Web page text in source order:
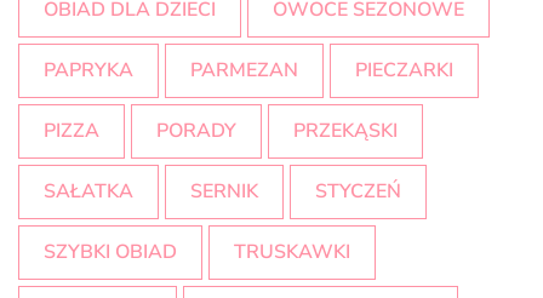
OBIAD DLA DZIECI OWOCE SEZONOWE
PAPRYKA PARMEZAN PIECZARKI
PIZZA PORADY PRZEKĄSKI
SAŁATKA SERNIK STYCZEŃ
SZYBKI OBIAD TRUSKAWKI